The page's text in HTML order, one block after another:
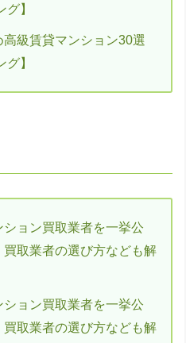
グ】
級賃貸マンション30選
グ】
ョン買取業者を一挙公
取業者の選び方なども解
ョン買取業者を一挙公
取業者の選び方なども解